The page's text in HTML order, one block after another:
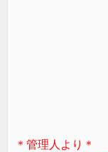
＊管理人より＊